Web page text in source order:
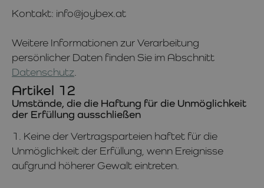
Kontakt: info@joybex.at
Weitere Informationen zur Verarbeitung
persönlicher Daten finden Sie im Abschnitt
Datenschutz
Artikel 12
Umstände, die die Haftung für die Unmöglichkeit
der Erfüllung ausschließen
1. Keine der Vertragsparteien haftet für die
Unmöglichkeit der Erfüllung, wenn Ereignisse
aufgrund höherer Gewalt eintreten.